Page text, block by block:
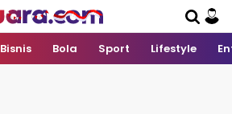
Bisnis Bola Sport Lifestyle